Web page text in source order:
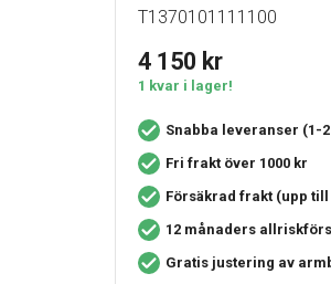
T1370101111100
4 150 kr
1 kvar i lager!
Snabba leveranser (1-
Fri frakt över 1000 kr
Försäkrad frakt (upp till
12 månaders
Gratis justering av